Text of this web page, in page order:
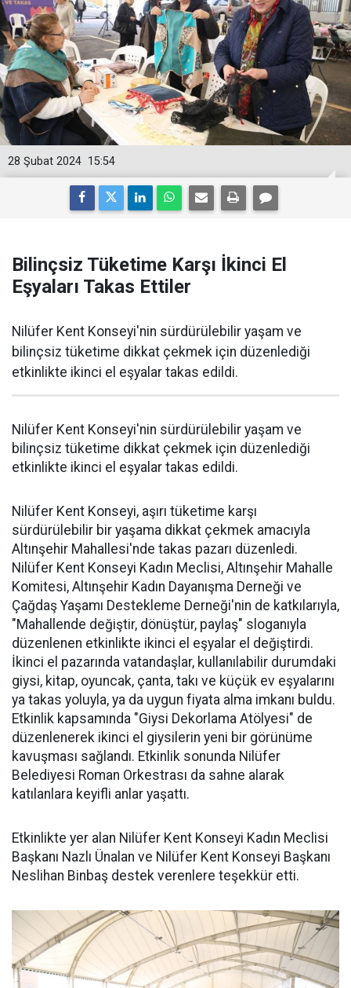
15:54
28 Şubat 2024
Bilinçsiz Tüketime Karşı İkinci El
Eşyaları Takas Ettiler
Nilüfer Kent Konseyi'nin sürdürülebilir yaşam ve
bilinçsiz tüketime dikkat çekmek için düzenlediği
etkinlikte ikinci el eşyalar takas edildi.
Nilüfer Kent Konseyi'nin sürdürülebilir yaşam ve
bilinçsiz tüketime dikkat çekmek için düzenlediği
etkinlikte ikinci el eşyalar takas edildi.
Nilüfer Kent Konseyi, aşırı tüketime karşı
sürdürülebilir bir yaşama dikkat çekmek amacıyla
Altınşehir Mahallesi'nde takas pazarı düzenledi.
Nilüfer Kent Konseyi Kadın Meclisi, Altınşehir Mahalle
Komitesi, Altınşehir Kadın Dayanışma Derneği ve
Çağdaş Yaşamı Destekleme Derneği'nin de katkılarıyla,
"Mahallende değiştir, dönüştür, paylaş" sloganıyla
düzenlenen etkinlikte ikinci el eşyalar el değiştirdi.
İkinci el pazarında vatandaşlar, kullanılabilir durumdaki
giysi, kitap, oyuncak, çanta, takı ve küçük ev eşyalarını
ya takas yoluyla, ya da uygun fiyata alma imkanı buldu.
Etkinlik kapsamında "Giysi Dekorlama Atölyesi" de
düzenlenerek ikinci el giysilerin yeni bir görünüme
kavuşması sağlandı. Etkinlik sonunda Nilüfer
Belediyesi Roman Orkestrası da sahne alarak
katılanlara keyifli anlar yaşattı.
Etkinlikte yer alan Nilüfer Kent Konseyi Kadın Meclisi
Başkanı Nazlı Ünalan ve Nilüfer Kent Konseyi Başkanı
Neslihan Binbaş destek verenlere teşekkür etti.